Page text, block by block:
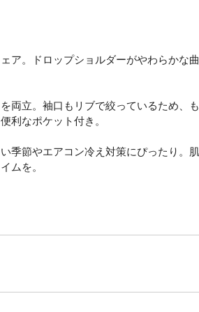
ア。ドロップショルダーがやわらかな
両立。袖口もリブで絞っているため、
利なポケット付き。
季節やエアコン冷え対策にぴったり。
ムを。